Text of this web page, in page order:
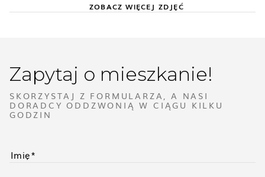
ZOBACZ WIĘCEJ ZDJĘĆ
Zapytaj o mieszkanie!
SKORZYSTAJ Z FORMULARZA, A NASI
DORADCY ODDZWONIĄ W CIĄGU KILKU
GODZIN